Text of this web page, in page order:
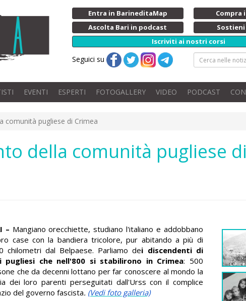
Entra in BarineditaMap
Compra
Ascolta Bari in podcast
Iscriviti ai nostri corsi
Seguici su
EVENTI ESPERTI FOTOGALLERY VIDEO PODCAST
comunità pugliese di Crimea
della comunità pugliese di
– Mangiano orecchiette, studiano l'italiano e addobbano
case con la bandiera tricolore, pur abitando a più di
chilometri dal Belpaese. Parliamo dei discendenti di
pugliesi che nell'800 si stabilirono in Crimea: 500
che da decenni lottano per far conoscere al mondo la
dei loro parenti perseguitati dall'Urss con il complice
del governo fascista. (Vedi foto galleria)